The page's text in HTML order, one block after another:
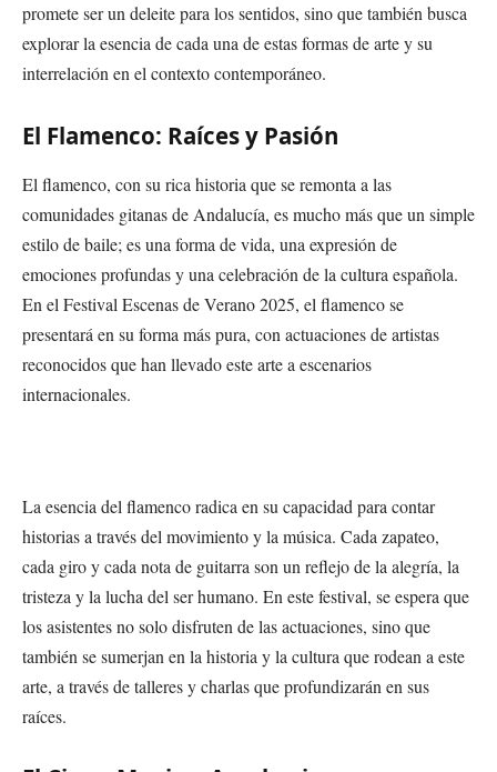
promete ser un deleite para los sentidos, sino que también busca
explorar la esencia de cada una de estas formas de arte y su
interrelación en el contexto contemporáneo.
El Flamenco: Raíces y Pasión
El flamenco, con su rica historia que se remonta a las
comunidades gitanas de Andalucía, es mucho más que un simple
estilo de baile; es una forma de vida, una expresión de
emociones profundas y una celebración de la cultura española.
En el Festival Escenas de Verano 2025, el flamenco se
presentará en su forma más pura, con actuaciones de artistas
reconocidos que han llevado este arte a escenarios
internacionales.
La esencia del flamenco radica en su capacidad para contar
historias a través del movimiento y la música. Cada zapateo,
cada giro y cada nota de guitarra son un reflejo de la alegría, la
tristeza y la lucha del ser humano. En este festival, se espera que
los asistentes no solo disfruten de las actuaciones, sino que
también se sumerjan en la historia y la cultura que rodean a este
arte, a través de talleres y charlas que profundizarán en sus
raíces.